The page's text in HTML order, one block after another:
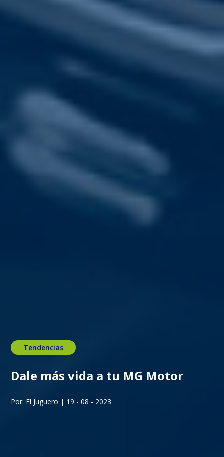
Tendencias
Dale más vida a tu MG Motor
Por: El Juguero | 19 - 08 - 2023